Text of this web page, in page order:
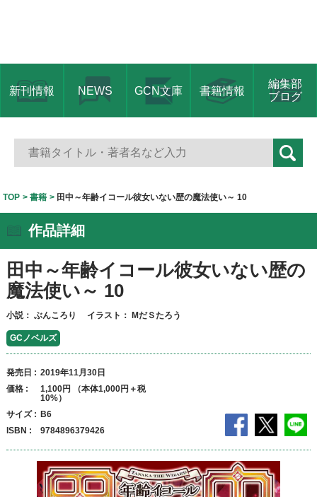
新刊情報 NEWS GCN文庫 書籍情報
編集部
ブログ
TOP 書籍 田中～年齢イコール彼女いない歴の魔法使い～ 10
作品詳細
田中～年齢イコール彼女いない歴の
魔法使い～ 10
小説： ぶんころり イラスト： МだＳたろう
GCノベルズ
発売日
2019年11月30日
価格
1,100円 （本体1,000円＋税
10%）
サイズ
B6
ISBN
9784896379426